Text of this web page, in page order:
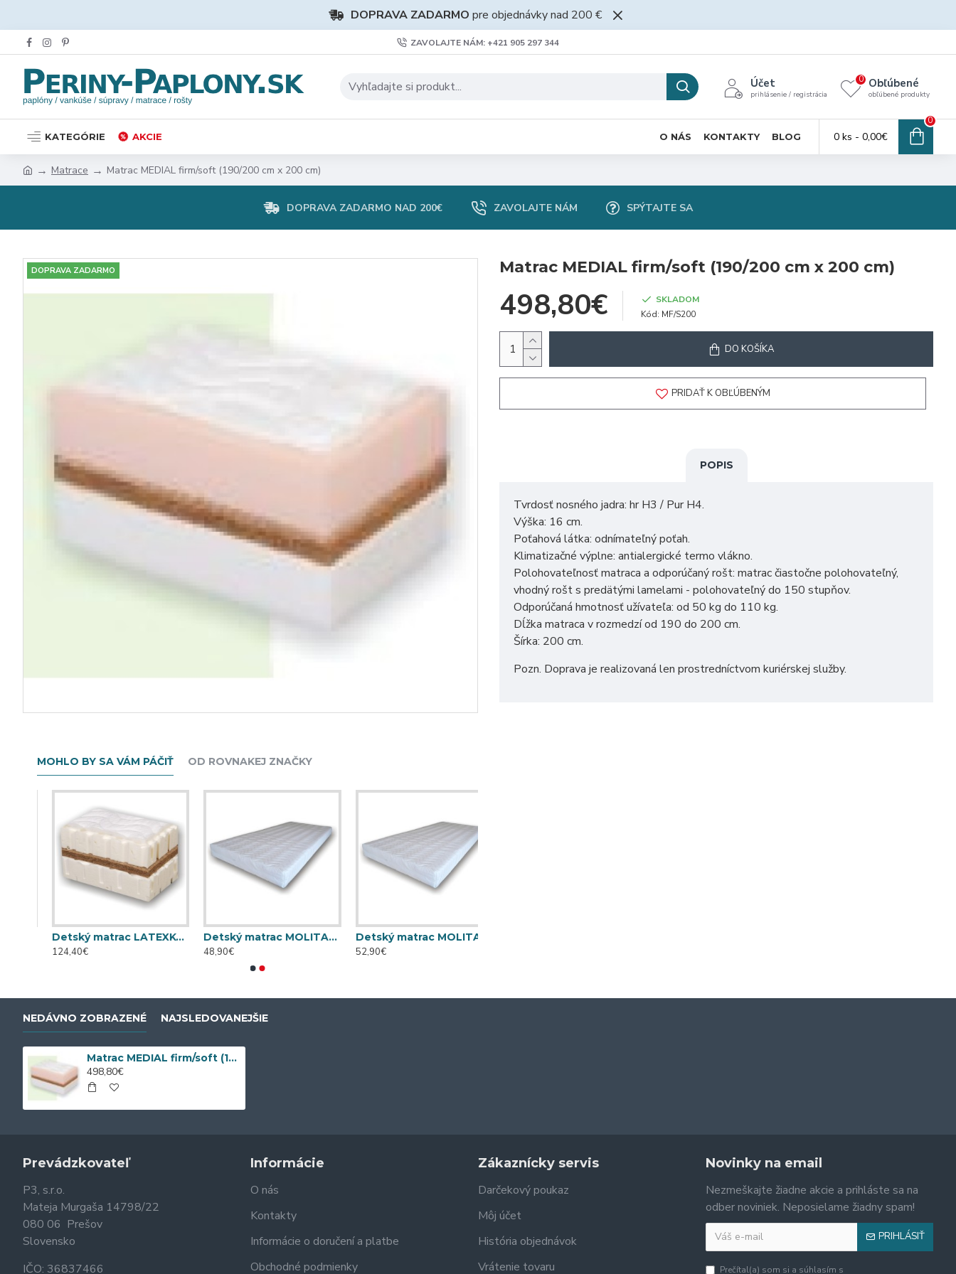
DOPRAVA ZADARMO pre objednávky nad 200 €
ZAVOLAJTE NÁM: +421 905 297 344
Účet
prihlásenie / registrácia
Obľúbené
obľúbené produkty
0
KATEGÓRIE AKCIE O NÁS KONTAKTY BLOG 0 ks - 0,00€
0
Matrace Matrac MEDIAL firm/soft (190/200 cm x 200 cm)
DOPRAVA ZADARMO NAD 200€ ZAVOLAJTE NÁM SPÝTAJTE SA
DOPRAVA ZADARMO Matrac MEDIAL firm/soft (190/200 cm x 200 cm)
498,80€
SKLADOM
Kód: MF/S200
DO KOŠÍKA
PRIDAŤ K OBĽÚBENÝM
POPIS
Tvrdosť nosného jadra: hr H3 / Pur H4.
Výška: 16 cm.
Poťahová látka: odnímateľný poťah.
Klimatizačné výplne: antialergické termo vlákno.
Polohovateľnosť matraca a odporúčaný rošt: matrac čiastočne polohovateľný,
vhodný rošt s predätými lamelami - polohovateľný do 150 stupňov.
Odporúčaná hmotnosť užívateľa: od 50 kg do 110 kg.
Dĺžka matraca v rozmedzí od 190 do 200 cm.
Šírka: 200 cm.
Pozn. Doprava je realizovaná len prostredníctvom kuriérskej služby.
MOHLO BY SA VÁM PÁČIŤ OD ROVNAKEJ ZNAČKY
Detský matrac LATEXKO (140 cm x 70 cm)
124,40€
Detský matrac MOLITANKO TOP (120 cm x 60 cm)
48,90€
Detský matrac MOLITANKO TOP (120 cm x 65 cm)
52,90€
NEDÁVNO ZOBRAZENÉ NAJSLEDOVANEJŠIE
Matrac MEDIAL firm/soft (190/200 cm x 200 cm)
498,80€
Prevádzkovateľ
P3, s.r.o.
Mateja Murgaša 14798/22
080 06 Prešov
Slovensko
IČO: 36837466
Informácie
O nás
Kontakty
Informácie o doručení a platbe
Obchodné podmienky
Zákaznícky servis
Darčekový poukaz
Môj účet
História objednávok
Vrátenie tovaru
Novinky na email
Nezmeškajte žiadne akcie a prihláste sa na
odber noviniek. Neposielame žiadny spam!
PRIHLÁSIŤ
Prečítal(a) som si a súhlasím s